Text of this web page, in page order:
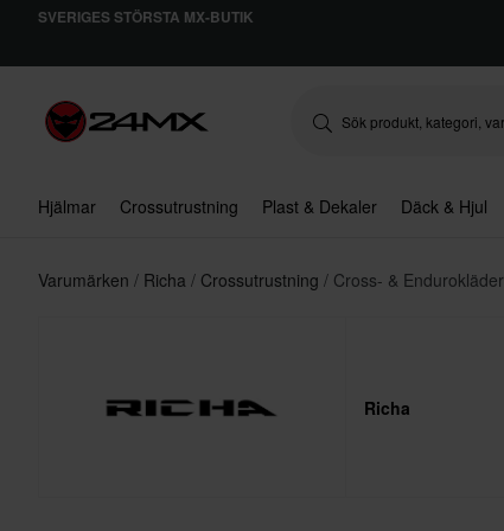
SVERIGES STÖRSTA MX-BUTIK
Hjälmar Crossutrustning Plast & Dekaler Däck & Hjul
Varumärken Richa Crossutrustning Cross- & Endurokläder
Richa